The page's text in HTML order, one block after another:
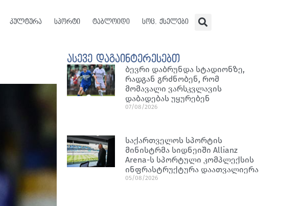
კულტურა სპორტი ტაბლოიდი სოც. ქსელები
ასევე დაგაინტერესებთ
ბევრი დაბრუნდა სტადიონზე,
რადგან გრძნობენ, რომ
მომავალი ვარსკვლავის
დაბადებას უყურებენ
07/08/2026
საქართველოს სპორტის
მინისტრმა სიდნეიში Allianz
Arena-ს სპორტული კომპლექსის
ინფრასტრუქტურა დაათვალიერა
05/08/2026